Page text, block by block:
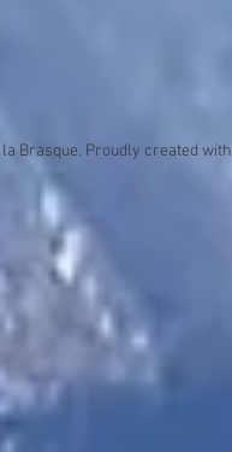
Brasque. Proudly created with